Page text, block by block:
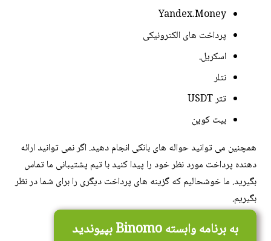
Yandex.Money
پرداخت های الکترونیکی
اسکریل.
نتلر
تتر USDT
بیت کوین
همچنین می توانید حواله های بانکی انجام دهید. اگر نمی توانید ارائه
دهنده پرداخت مورد نظر خود را پیدا کنید با تیم پشتیبانی ما تماس
بگیرید. ما خوشحالیم که گزینه های پرداخت دیگری را برای شما در نظر
بگیریم.
به برنامه وابسته Binomo بپیوندید